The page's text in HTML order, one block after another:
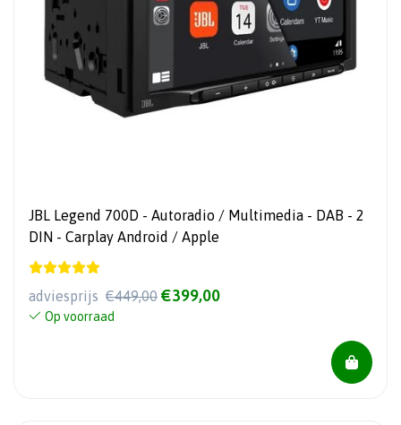
JBL Legend 700D - Autoradio / Multimedia - DAB - 2
DIN - Carplay Android / Apple
adviesprijs €449,00 €399,00
Op voorraad